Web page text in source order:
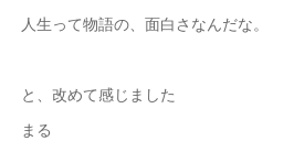
人生って物語の、面白さなんだな。
と、改めて感じました
まる